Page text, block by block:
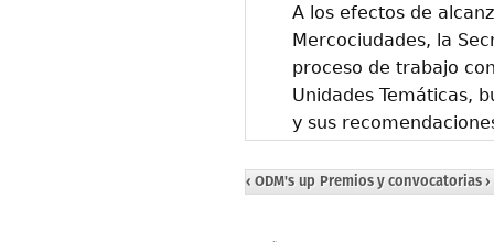
A los efectos de
Mercociudades, la
proceso de trabajo
Unidades Temáticas,
y sus
‹ ODM'sup Premios y convocatorias ›